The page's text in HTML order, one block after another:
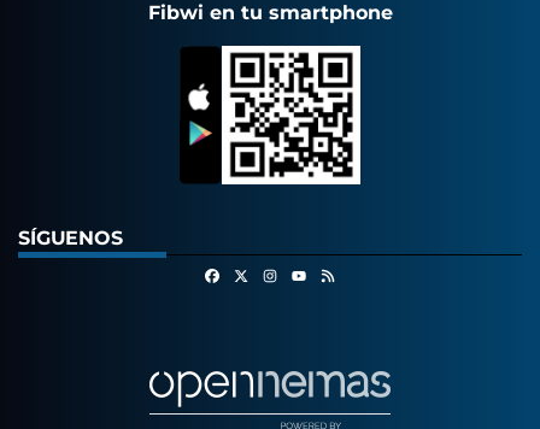
Fibwi en tu smartphone
SÍGUENOS
FacebookInstagram